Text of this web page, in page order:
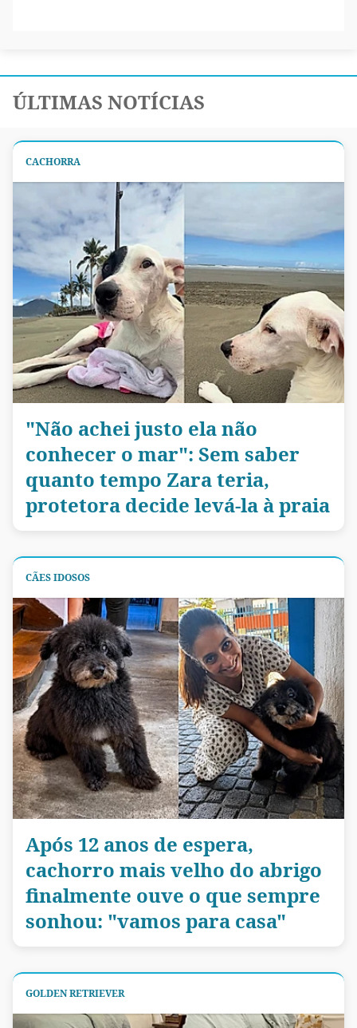
ÚLTIMAS NOTÍCIAS
CACHORRA
"Não achei justo ela não
conhecer o mar": Sem saber
quanto tempo Zara teria,
protetora decide levá-la à praia
CÃES IDOSOS
Após 12 anos de espera,
cachorro mais velho do abrigo
finalmente ouve o que sempre
sonhou: "vamos para casa"
GOLDEN RETRIEVER